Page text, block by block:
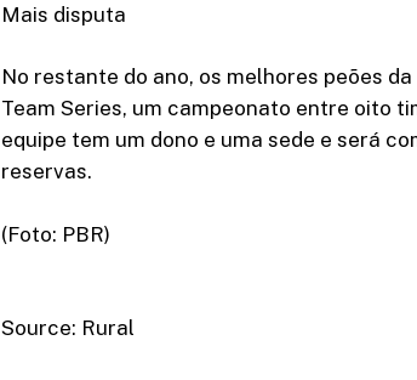
Mais disputa
No restante do ano, os melhores peões
Team Series, um campeonato entre oito
equipe tem um dono e uma sede e será
reservas.
(Foto: PBR)
Source: Rural